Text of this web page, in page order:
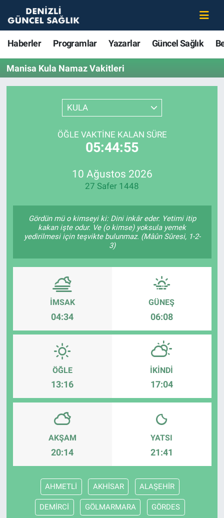
Haberler Programlar Yazarlar Güncel Sağlık
Manisa Kula Namaz Vakitleri
KULA
ÖĞLE VAKTINE KALAN SÜRE
05:44:55
10 Ağustos 2026
27 Safer 1448
Gördün mü o kimseyi ki: Dini inkâr eder. Yetimi itip
kakan işte odur. Ve (o kimse) yoksula yemek
yedirilmesi için teşvikte bulunmaz. (Mâûn Sûresi, 1-2-
3)
İMSAK
04:34
GÜNEŞ
06:08
ÖĞLE
13:16
İKINDI
17:04
AKŞAM
20:14
YATSI
21:41
AHMETLİ AKHİSAR ALAŞEHİR
DEMİRCİ GÖLMARMARA GÖRDES
Haberler
Programlar
Yazarlar
Güncel Sağlık
Beslenme
Estetik ve Güzellik
Merkezefendi Nöbetçi Eczaneler
Merkezefendi Hava Durumu
Merkezefendi Trafik Yoğunluk Haritası
Süper Lig Puan Durumu ve Fikstür
Tüm Manşetler